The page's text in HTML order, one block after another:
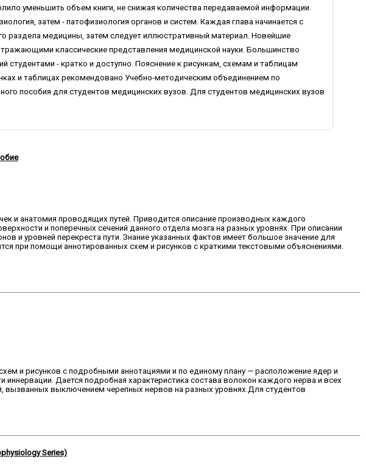
уменьшить объем книги, не снижая количества передаваемой информации.
затем - патофизиология органов и систем. Каждая глава начинается с
раздела медицины, затем следует иллюстративный материал. Новейшие
классические представления медицинской науки. Большинство
студентами - кратко и доступно. Пояснение к рисункам, схемам и таблицам
и таблицах рекомендовано Учебно-методическим объединением по
пособия для студентов медицинских вузов. Для студентов медицинских вузов
и анатомия проводящих путей. Приводится описание производных каждого
и поперечных сечений данного отдела мозга на разных уровнях. При описании
и уровней перекреста пути. Знание указанных фактов имеет большое значение для
при помощи аннотированных схем и рисунков с краткими текстовыми объяснениями.
и рисунков с подробными аннотациями и по единому плану — расположение ядер и
Дается подробная характеристика состава волокон каждого нерва и всех
вызванных выключением черепных нервов на разных уровнях.Для студентов
Series)